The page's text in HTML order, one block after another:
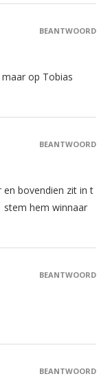
op Tobias
BEANTWOORD
en bovendien zit in t
stem hem winnaar
BEANTWOORD
BEANTWOORD
BEANTWOORD